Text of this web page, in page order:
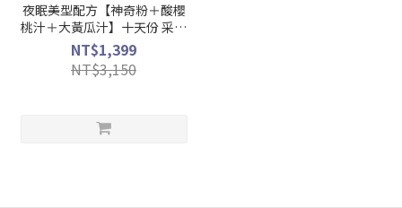
夜眠美型配方【神奇粉＋酸櫻
桃汁＋大黃瓜汁】十天份 采園
有機認證字號1-008-
208651(超取限購1組)
NT$1,399
NT$3,150